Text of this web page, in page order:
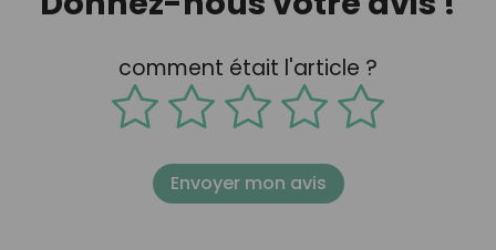
comment était l'article ?
Envoyer mon avis